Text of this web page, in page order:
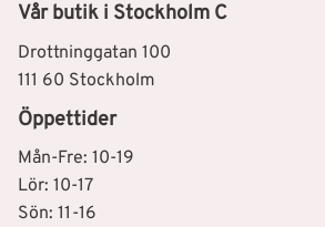
Vår butik i Stockholm C
Drottninggatan 100
111 60 Stockholm
Öppettider
Mån-Fre: 10-19
Lör: 10-17
Sön: 11-16